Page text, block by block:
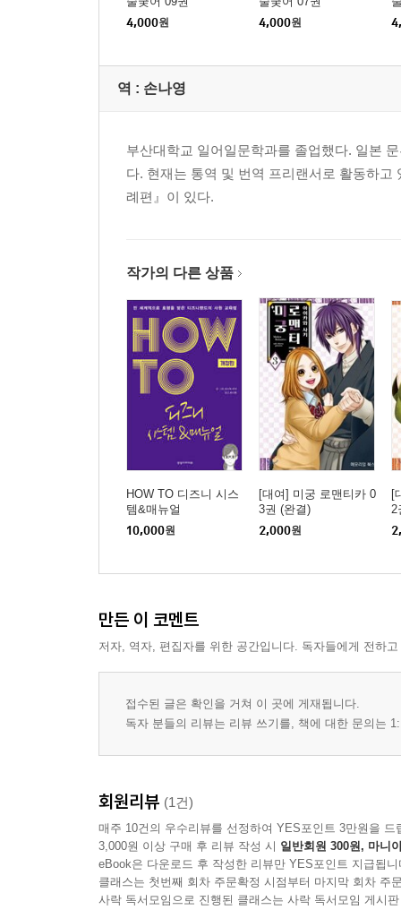
4,000원 4,000원
역 : 손나영
부산대학교 일어일문학과를 졸업했다. 일본
다. 현재는 통역 및 번역 프리랜서로 활동하
례편』이 있다.
작가의 다른 상품
HOW TO 디즈니 시스
템&매뉴얼
10,000원
[대여] 미궁 로맨티카 0
3권 (완결)
2,000원
[
2
만든 이 코멘트
저자, 역자, 편집자를 위한 공간입니다. 독자들에게 전하
접수된 글은 확인을 거쳐 이 곳에 게재됩니다.
독자 분들의 리뷰는 리뷰 쓰기를, 책에 대한 문의는
회원리뷰 (1건)
매주 10건의 우수리뷰를 선정하여 YES포인트 3만원을 드
3,000원 이상 구매 후 리뷰 작성 시 일반회원 300원, 마니
eBook은 다운로드 후 작성한 리뷰만 YES포인트 지급됩니
클래스는 첫번째 회차 주문확정 시점부터 마지막 회차 주
사락 독서모임으로 진행된 클래스는 사락 독서모임 게시